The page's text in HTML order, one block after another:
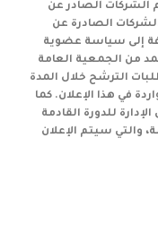
الشركات الصادر عن
الشركات الصادرة عن
إلى سياسة عضوية
من الجمعية العامة
الترشح خلال المدة
في هذا الإعلان. كما
للدورة القادمة
والتي سيتم الإعلان